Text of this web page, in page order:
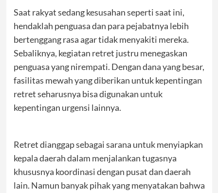
Saat rakyat sedang kesusahan seperti saat ini,
hendaklah penguasa dan para pejabatnya lebih
bertenggang rasa agar tidak menyakiti mereka.
Sebaliknya, kegiatan retret justru menegaskan
penguasa yang nirempati. Dengan dana yang besar,
fasilitas mewah yang diberikan untuk kepentingan
retret seharusnya bisa digunakan untuk
kepentingan urgensi lainnya.
Retret dianggap sebagai sarana untuk menyiapkan
kepala daerah dalam menjalankan tugasnya
khususnya koordinasi dengan pusat dan daerah
lain. Namun banyak pihak yang menyatakan bahwa